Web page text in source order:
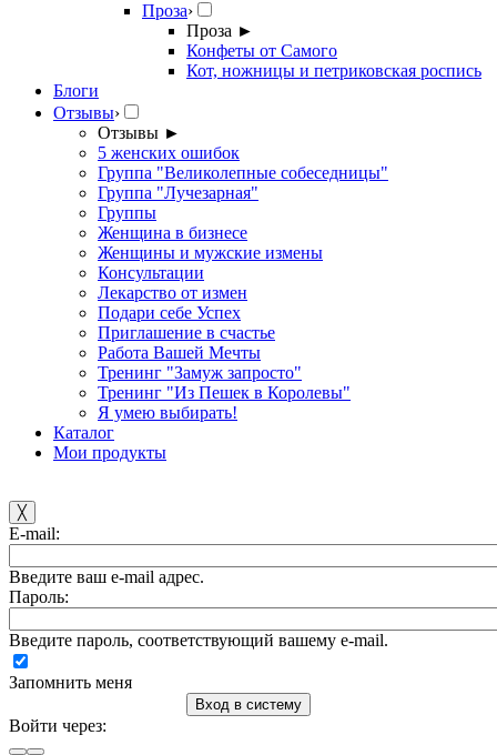
Проза›
Проза ►
Конфеты от Самого
Кот, ножницы и петриковская роспись
Блоги
Отзывы›
Отзывы ►
5 женских ошибок
Группа "Великолепные собеседницы"
Группа "Лучезарная"
Группы
Женщина в бизнесе
Женщины и мужские измены
Консультации
Лекарство от измен
Подари себе Успех
Приглашение в счастье
Работа Вашей Мечты
Тренинг "Замуж запросто"
Тренинг "Из Пешек в Королевы"
Я умею выбирать!
Каталог
Мои продукты
╳
E-mail:
Введите ваш e-mail адрес.
Пароль:
Введите пароль, соответствующий вашему e-mail.
Запомнить меня
Вход в систему
Войти через: